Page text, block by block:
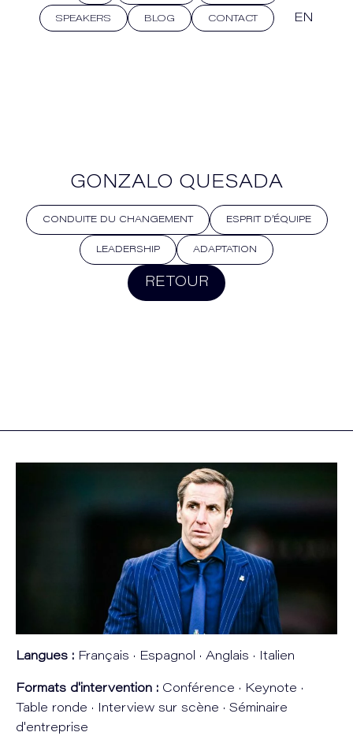
SPEAKERS BLOG CONTACT EN
GONZALO QUESADA
CONDUITE DU CHANGEMENT ESPRIT D’ÉQUIPE
LEADERSHIP ADAPTATION
RETOUR
Langues : Français · Espagnol · Anglais · Italien
Formats d'intervention : Conférence · Keynote ·
Table ronde · Interview sur scène · Séminaire
d'entreprise